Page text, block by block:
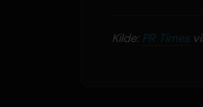
Kilde: PR Times